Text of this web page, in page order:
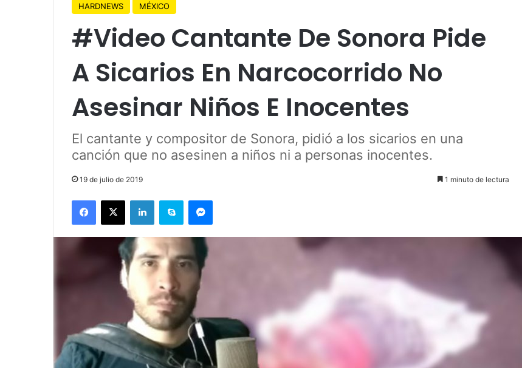
HARDNEWS MÉXICO
#Video Cantante De Sonora Pide
A Sicarios En Narcocorrido No
Asesinar Niños E Inocentes
El cantante y compositor de Sonora, pidió a los sicarios en una
canción que no asesinen a niños ni a personas inocentes.
19 de julio de 2019 1 minuto de lectura